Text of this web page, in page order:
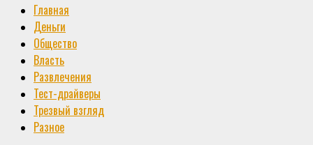
Primary
Menu
Главная
Деньги
Общество
Власть
Развлечения
Тест-драйверы
Трезвый взгляд
Разное